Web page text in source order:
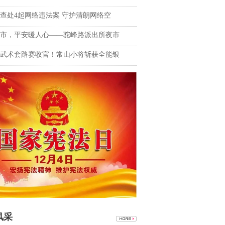
处4起网络违法案 守护清朗网络空
，平安暖人心——驼峰路派出所夜市
术套路赛收官！常山小将斩获全能银